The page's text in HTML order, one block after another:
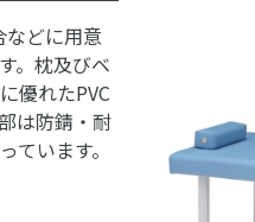
どに用意
。枕及びベ
優れたPVC
は防錆・耐
ています。